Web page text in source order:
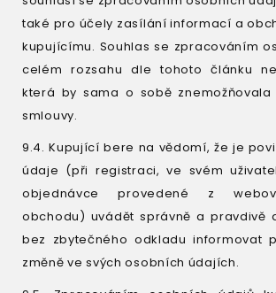
také pro účely zasílání informací a
kupujícímu. Souhlas se zpracováním
celém rozsahu dle tohoto článku
která by sama o sobě znemožňovala
smlouvy.
9.4. Kupující bere na vědomí, že je
údaje (při registraci, ve svém
objednávce provedené z
obchodu) uvádět správně a pravdivě
bez zbytečného odkladu informovat
změně ve svých osobních údajích.